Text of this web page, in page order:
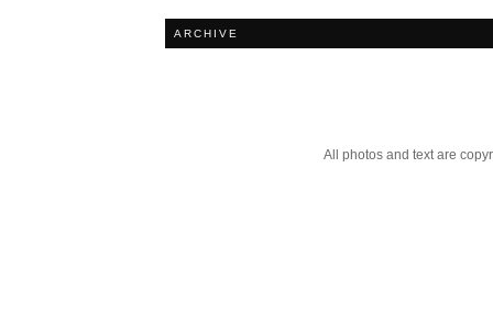
ARCHIVE
All photos and text are